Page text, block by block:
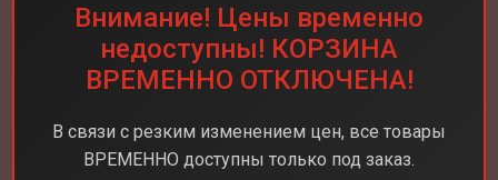
Внимание! Цены временно
недоступны! КОРЗИНА
ВРЕМЕННО ОТКЛЮЧЕНА!
В связи с резким изменением цен, все товары
ВРЕМЕННО доступны только под заказ.